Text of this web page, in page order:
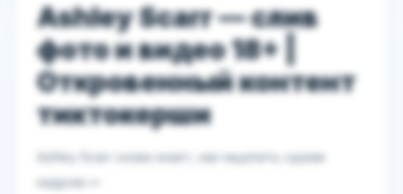
Ashley Scarr — слив
фото и видео 18+ |
Откровенный контент
тиктокерши
Ashley Scarr снова знает, как зацепить одним
кадром 👀